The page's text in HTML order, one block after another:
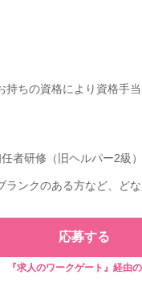
ちの資格により資格手当
者研修（旧ヘルパー2級
ンクのある方など、ど
応募する
『求人のワークゲート』経由